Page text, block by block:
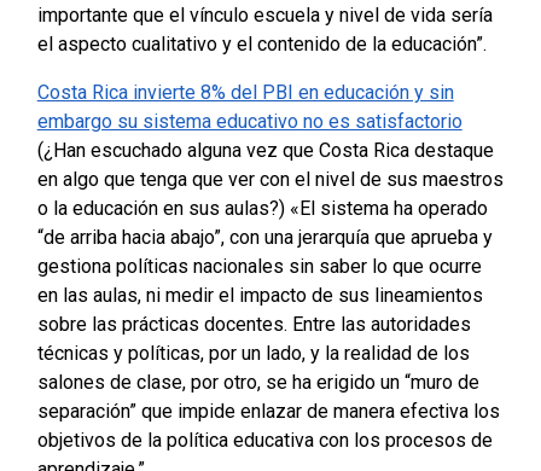
importante que el vínculo escuela y nivel de vida sería
el aspecto cualitativo y el contenido de la educación”.
Costa Rica invierte 8% del PBI en educación y sin
embargo su sistema educativo no es satisfactorio
(¿Han escuchado alguna vez que Costa Rica destaque
en algo que tenga que ver con el nivel de sus maestros
o la educación en sus aulas?) «El sistema ha operado
“de arriba hacia abajo”, con una jerarquía que aprueba y
gestiona políticas nacionales sin saber lo que ocurre
en las aulas, ni medir el impacto de sus lineamientos
sobre las prácticas docentes. Entre las autoridades
técnicas y políticas, por un lado, y la realidad de los
salones de clase, por otro, se ha erigido un “muro de
separación” que impide enlazar de manera efectiva los
objetivos de la política educativa con los procesos de